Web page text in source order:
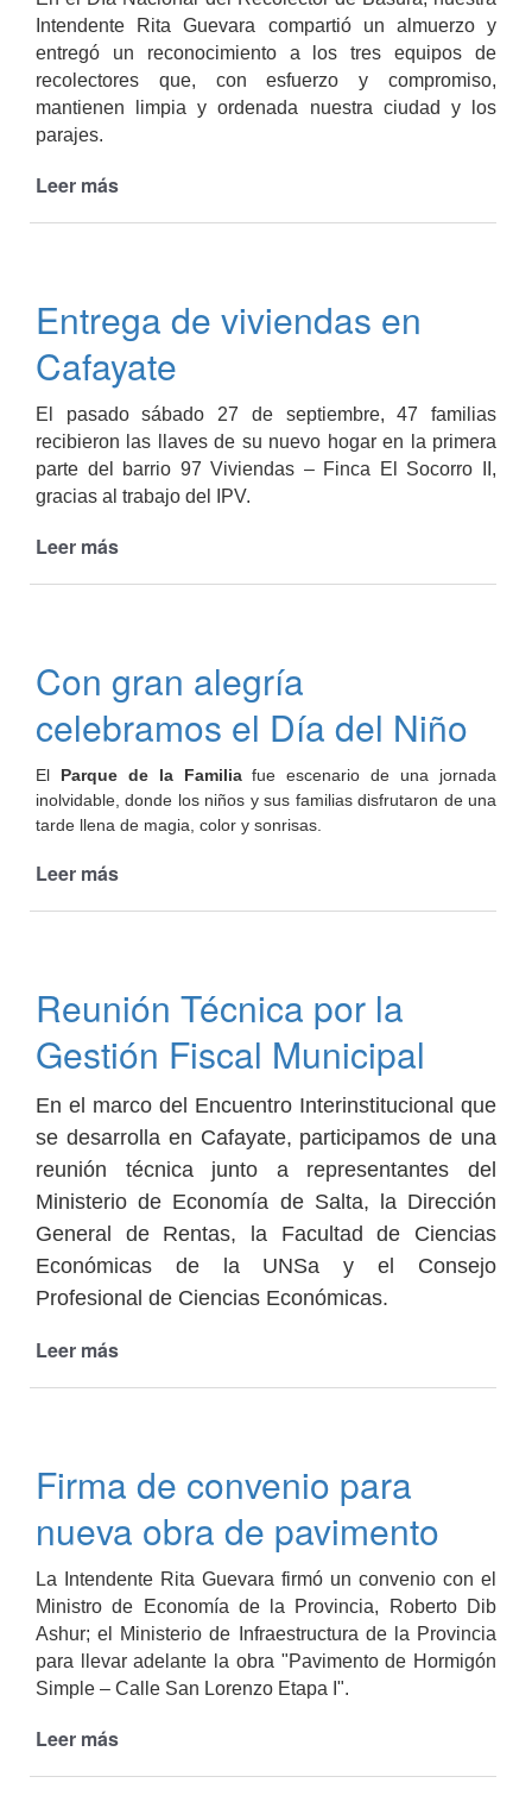
Intendente Rita Guevara compartió un almuerzo y
entregó un reconocimiento a los tres equipos de
recolectores que, con esfuerzo y compromiso,
mantienen limpia y ordenada nuestra ciudad y los
parajes.
Leer más
Recolectores
de
residuos
en
su
día
Entrega de viviendas en
Cafayate
El pasado sábado 27 de septiembre, 47 familias
recibieron las llaves de su nuevo hogar en la primera
parte del barrio 97 Viviendas – Finca El Socorro II,
gracias al trabajo del IPV.
Leer más
Cafayate
Con gran alegría
celebramos el Día del Niño
El Parque de la Familiafue escenario de una jornada
inolvidable, donde los niños y sus familias disfrutaron de una
tarde llena de magia, color y sonrisas.
Leer más
el
Día
del
Reunión Técnica por la
Gestión Fiscal Municipal
En el marco del Encuentro Interinstitucional que
se desarrolla en Cafayate, participamos de una
reunión técnica junto a representantes del
Ministerio de Economía de Salta, la Dirección
General de Rentas, la Facultad de Ciencias
Económicas de la UNSa y el Consejo
Profesional de Ciencias Económicas.
Leer más
Gestión
Fiscal
Municipal
Firma de convenio para
nueva obra de pavimento
La Intendente Rita Guevara firmó un convenio con el
Ministro de Economía de la Provincia, Roberto Dib
Ashur; el Ministerio de Infraestructura de la Provincia
para llevar adelante la obra "Pavimento de Hormigón
Simple – Calle San Lorenzo Etapa I".
Leer más